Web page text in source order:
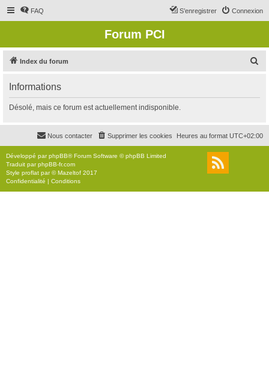
FAQ Connexion
S’enregistrer
Forum PCI
Index du forum
r
c
r
Informations
Désolé, mais ce forum est actuellement indisponible.
Heures au format UTC+02:00
Supprimer les cookies
Nous contacter
Développé parphpBB® Forum Software © phpBB Limited
Traduit parphpBB-fr.com
Style proflat par ©Mazeltof 2017
Confidentialité | Conditions